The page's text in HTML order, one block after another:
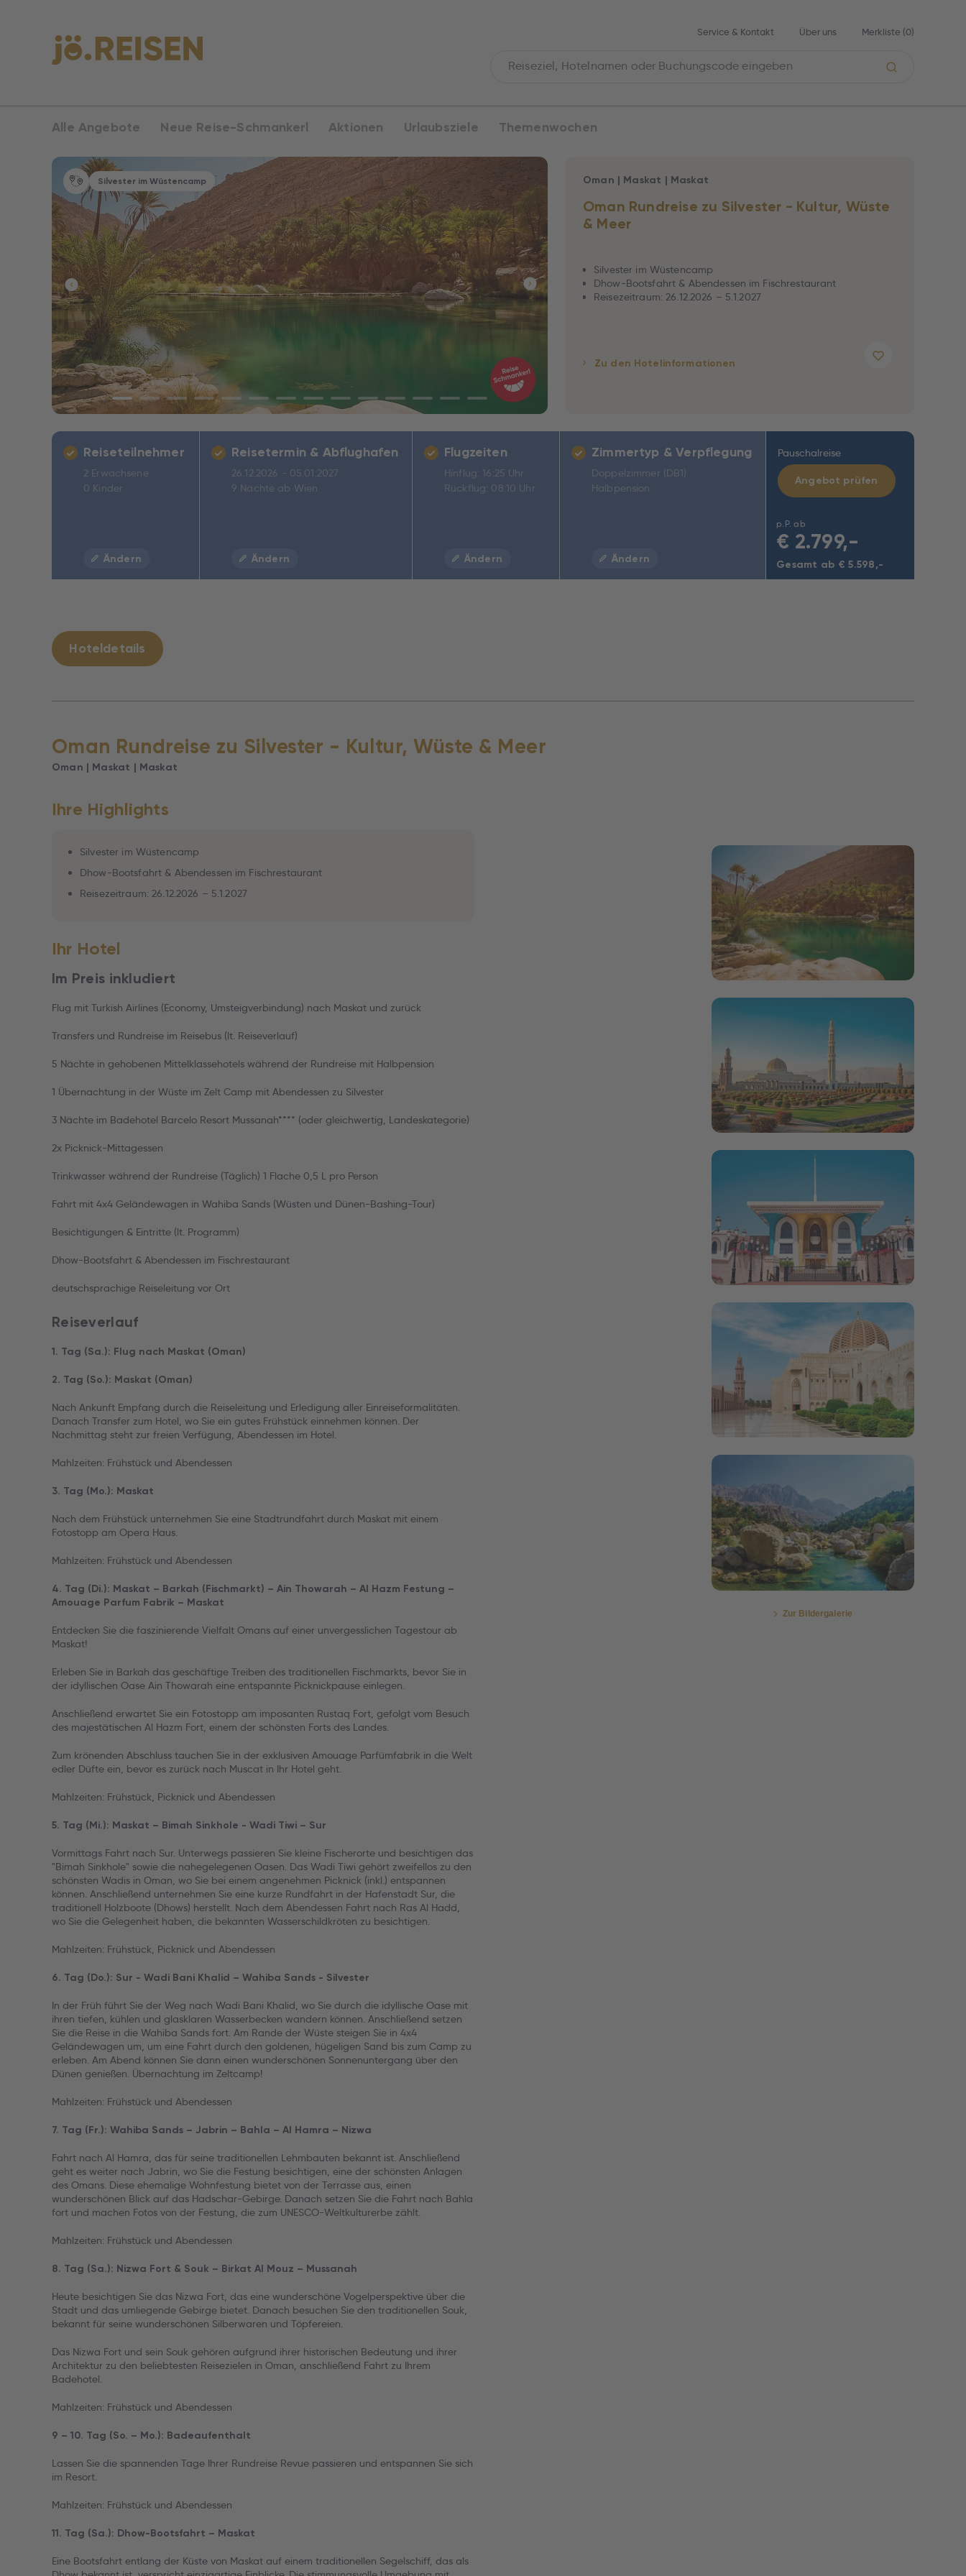
Service & Kontakt Über uns Merkliste (0)
Alle Angebote Neue Reise-Schmankerl Aktionen Urlaubsziele Themenwochen
Silvester im Wüstencamp
Oman Rundreise zu Silvester - Kultur, Wüste
& Meer
Oman | Maskat | Maskat
Silvester im Wüstencamp
Dhow-Bootsfahrt & Abendessen im Fischrestaurant
Reisezeitraum: 26.12.2026 – 5.1.2027
Zu den Hotelinformationen
Pauschalreise
p.P. ab
€ 2.799,-
Gesamt ab € 5.598,-
Angebot prüfen
Reiseteilnehmer
2 Erwachsene
0 Kinder
Ändern
Reisetermin & Abflughafen
26.12.2026 - 05.01.2027
9 Nächte ab Wien
Ändern
Flugzeiten
Hinflug: 16:25 Uhr
Rückflug: 08:10 Uhr
Ändern
Zimmertyp & Verpflegung
Doppelzimmer (DB1)
Halbpension
Ändern
Hoteldetails
Oman Rundreise zu Silvester - Kultur, Wüste & Meer
Oman | Maskat | Maskat
Ihre Highlights
Silvester im Wüstencamp
Dhow-Bootsfahrt & Abendessen im Fischrestaurant
Reisezeitraum: 26.12.2026 – 5.1.2027
Ihr Hotel
Im Preis inkludiert
Flug mit Turkish Airlines (Economy, Umsteigverbindung) nach Maskat und zurück
Transfers und Rundreise im Reisebus (lt. Reiseverlauf)
5 Nächte in gehobenen Mittelklassehotels während der Rundreise mit Halbpension
1 Übernachtung in der Wüste im Zelt Camp mit Abendessen zu Silvester
3 Nächte im Badehotel Barcelo Resort Mussanah**** (oder gleichwertig, Landeskategorie)
2x Picknick-Mittagessen
Trinkwasser während der Rundreise (Täglich) 1 Flache 0,5 L pro Person
Fahrt mit 4x4 Geländewagen in Wahiba Sands (Wüsten und Dünen-Bashing-Tour)
Besichtigungen & Eintritte (lt. Programm)
Dhow-Bootsfahrt & Abendessen im Fischrestaurant
deutschsprachige Reiseleitung vor Ort
Reiseverlauf
1. Tag (Sa.): Flug nach Maskat (Oman)
2. Tag (So.): Maskat (Oman)
Nach Ankunft Empfang durch die Reiseleitung und Erledigung aller Einreiseformalitäten.
Danach Transfer zum Hotel, wo Sie ein gutes Frühstück einnehmen können. Der
Nachmittag steht zur freien Verfügung, Abendessen im Hotel.
Mahlzeiten: Frühstück und Abendessen
3. Tag (Mo.): Maskat
Nach dem Frühstück unternehmen Sie eine Stadtrundfahrt durch Maskat mit einem
Fotostopp am Opera Haus.
Mahlzeiten: Frühstück und Abendessen
4. Tag (Di.): Maskat – Barkah (Fischmarkt) – Ain Thowarah – Al Hazm Festung –
Amouage Parfum Fabrik – Maskat
Entdecken Sie die faszinierende Vielfalt Omans auf einer unvergesslichen Tagestour ab
Maskat!
Erleben Sie in Barkah das geschäftige Treiben des traditionellen Fischmarkts, bevor Sie in
der idyllischen Oase Ain Thowarah eine entspannte Picknickpause einlegen.
Anschließend erwartet Sie ein Fotostopp am imposanten Rustaq Fort, gefolgt vom Besuch
des majestätischen Al Hazm Fort, einem der schönsten Forts des Landes.
Zum krönenden Abschluss tauchen Sie in der exklusiven Amouage Parfümfabrik in die Welt
edler Düfte ein, bevor es zurück nach Muscat in Ihr Hotel geht.
Mahlzeiten: Frühstück, Picknick und Abendessen
5. Tag (Mi.): Maskat – Bimah Sinkhole - Wadi Tiwi – Sur
Vormittags Fahrt nach Sur. Unterwegs passieren Sie kleine Fischerorte und besichtigen das
"Bimah Sinkhole" sowie die nahegelegenen Oasen. Das Wadi Tiwi gehört zweifellos zu den
schönsten Wadis in Oman, wo Sie bei einem angenehmen Picknick (inkl.) entspannen
können. Anschließend unternehmen Sie eine kurze Rundfahrt in der Hafenstadt Sur, die
traditionell Holzboote (Dhows) herstellt. Nach dem Abendessen Fahrt nach Ras Al Hadd,
wo Sie die Gelegenheit haben, die bekannten Wasserschildkröten zu besichtigen.
Mahlzeiten: Frühstück, Picknick und Abendessen
6. Tag (Do.): Sur - Wadi Bani Khalid – Wahiba Sands - Silvester
In der Früh führt Sie der Weg nach Wadi Bani Khalid, wo Sie durch die idyllische Oase mit
ihren tiefen, kühlen und glasklaren Wasserbecken wandern können. Anschließend setzen
Sie die Reise in die Wahiba Sands fort. Am Rande der Wüste steigen Sie in 4x4
Geländewagen um, um eine Fahrt durch den goldenen, hügeligen Sand bis zum Camp zu
erleben. Am Abend können Sie dann einen wunderschönen Sonnenuntergang über den
Dünen genießen. Übernachtung im Zeltcamp!
Mahlzeiten: Frühstück und Abendessen
7. Tag (Fr.): Wahiba Sands – Jabrin – Bahla – Al Hamra – Nizwa
Fahrt nach Al Hamra, das für seine traditionellen Lehmbauten bekannt ist. Anschließend
geht es weiter nach Jabrin, wo Sie die Festung besichtigen, eine der schönsten Anlagen
des Omans. Diese ehemalige Wohnfestung bietet von der Terrasse aus, einen
wunderschönen Blick auf das Hadschar-Gebirge. Danach setzen Sie die Fahrt nach Bahla
fort und machen Fotos von der Festung, die zum UNESCO-Weltkulturerbe zählt.
Mahlzeiten: Frühstück und Abendessen
8. Tag (Sa.): Nizwa Fort & Souk – Birkat Al Mouz – Mussanah
Heute besichtigen Sie das Nizwa Fort, das eine wunderschöne Vogelperspektive über die
Stadt und das umliegende Gebirge bietet. Danach besuchen Sie den traditionellen Souk,
bekannt für seine wunderschönen Silberwaren und Töpfereien.
Das Nizwa Fort und sein Souk gehören aufgrund ihrer historischen Bedeutung und ihrer
Architektur zu den beliebtesten Reisezielen in Oman, anschließend Fahrt zu Ihrem
Badehotel.
Mahlzeiten: Frühstück und Abendessen
9 – 10. Tag (So. – Mo.): Badeaufenthalt
Lassen Sie die spannenden Tage Ihrer Rundreise Revue passieren und entspannen Sie sich
im Resort.
Mahlzeiten: Frühstück und Abendessen
11. Tag (Sa.): Dhow-Bootsfahrt – Maskat
Eine Bootsfahrt entlang der Küste von Maskat auf einem traditionellen Segelschiff, das als
Bildergalerie öffnen
Bildergalerie öffnen
Bildergalerie öffnen
Bildergalerie öffnen
Bildergalerie öffnen
Zur Bildergalerie